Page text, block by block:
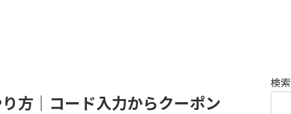
方｜コード入力からクーポン
検索